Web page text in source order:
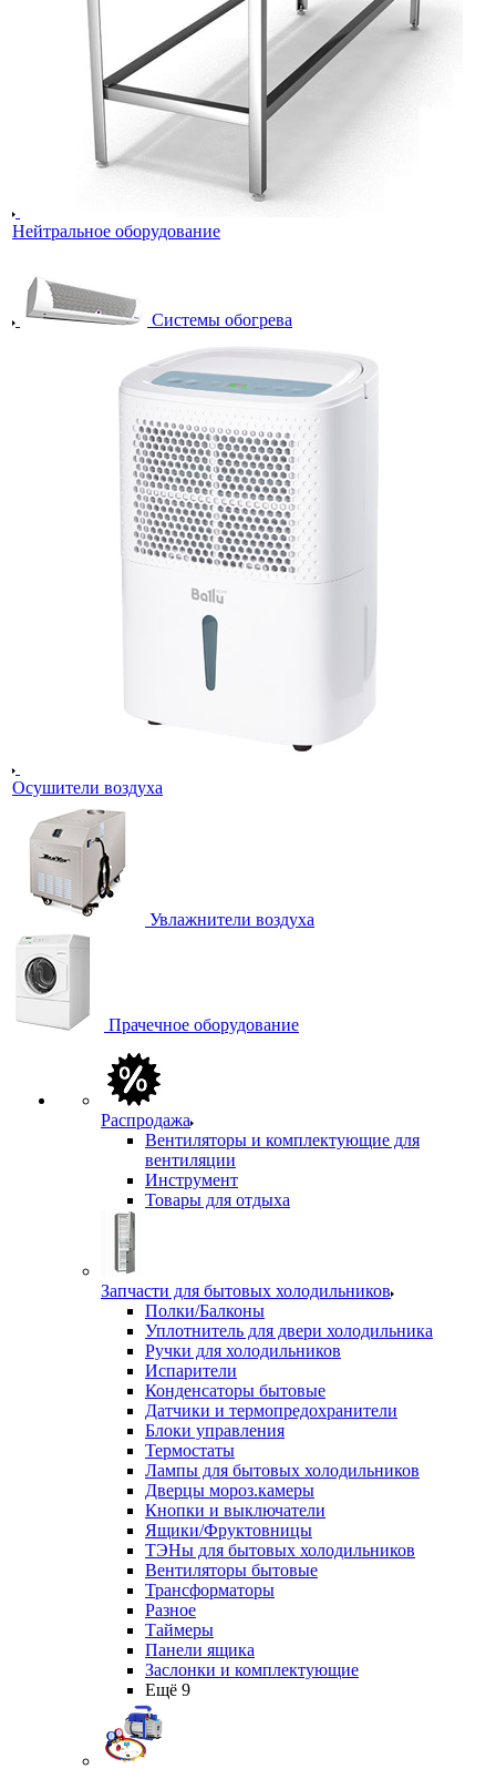
Нейтральное оборудование
Системы обогрева
Осушители воздуха
Увлажнители воздуха
Прачечное оборудование
Распродажа
Вентиляторы и комплектующие для
вентиляции
Инструмент
Товары для отдыха
Запчасти для бытовых холодильников
Полки/Балконы
Уплотнитель для двери холодильника
Ручки для холодильников
Испарители
Конденсаторы бытовые
Датчики и термопредохранители
Блоки управления
Термостаты
Лампы для бытовых холодильников
Дверцы мороз.камеры
Кнопки и выключатели
Ящики/Фруктовницы
ТЭНы для бытовых холодильников
Вентиляторы бытовые
Трансформаторы
Разное
Таймеры
Панели ящика
Заслонки и комплектующие
Ещё 9